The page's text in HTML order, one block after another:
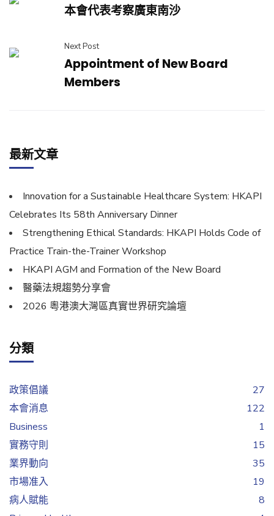
本會代表考察廣東南沙
Next Post
Appointment of New Board
Members
最新文章
Innovation for a Sustainable Healthcare System: HKAPI
Celebrates Its 58th Anniversary Dinner
Strengthening Ethical Standards: HKAPI Holds Code of
Practice Train-the-Trainer Workshop
HKAPI AGM and Formation of the New Board
醫藥法規趨勢分享會
2026 粵港澳大灣區真實世界研究論壇
分類
政策倡議
27
本會消息
122
Business
1
實務守則
15
業界動向
35
市場准入
19
病人賦能
8